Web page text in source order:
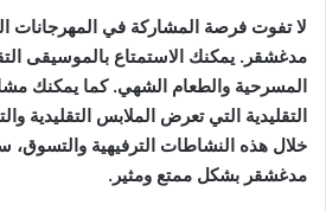
لا تفوت فرصة المشاركة في المهرجانات
مدغشقر. يمكنك الاستمتاع بالموسيقى
المسرحية والطعام الشهي. كما يمكنك
التقليدية التي تعرض الملابس التقليدية
خلال هذه النشاطات الترفيهية
مدغشقر بشكل ممتع ومثير.